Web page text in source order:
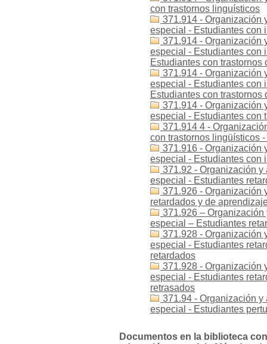
con trastornos linguísticos
371.914 - Organización
especial - Estudiantes con
371.914 - Organización
especial - Estudiantes con
Estudiantes con trastornos
371.914 - Organización
especial - Estudiantes con
Estudiantes con trastornos
371.914 - Organización
especial - Estudiantes con
371.914 4 -
con trastornos lingüísticos
371.916 - Organización
especial - Estudiantes con
371.92 - Organización
especial - Estudiantes
371.926 - Organización
retardados y de
371.926 –
especial – Estudiantes
371.928 - Organización
especial - Estudiantes
retardados
371.928 - Organización
especial - Estudiantes
retrasados
371.94 - Organización
especial - Estudiantes
Documentos en la biblioteca